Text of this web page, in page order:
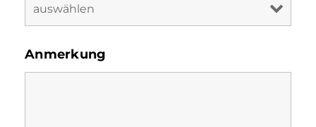
Anmerkung